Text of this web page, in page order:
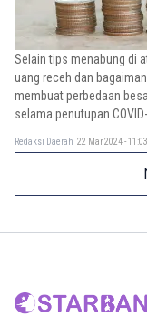
Selain tips menabung di
uang receh dan
membuat perbedaan
selama penutupan
Redaksi Daerah 22 Mar 2024 -